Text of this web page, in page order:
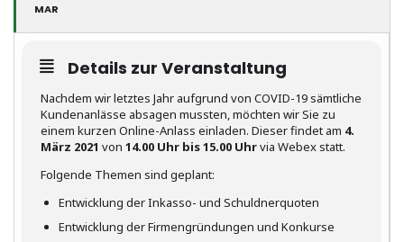
MAR
Details zur Veranstaltung
Nachdem wir letztes Jahr aufgrund von COVID-19 sämtliche
Kundenanlässe absagen mussten, möchten wir Sie zu
einem kurzen Online-Anlass einladen. Dieser findet am 4.
März 2021 von 14.00 Uhr bis 15.00 Uhrvia Webex statt.
Folgende Themen sind geplant:
Entwicklung der Inkasso- und Schuldnerquoten
Entwicklung der Firmengründungen und Konkurse